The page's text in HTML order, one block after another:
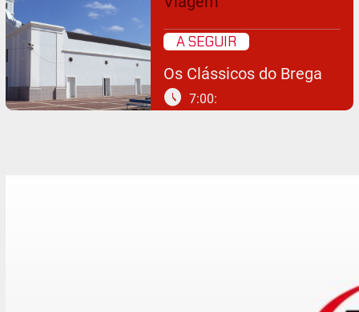
A SEGUIR
Os Clássicos do Brega
schedule 7:00: